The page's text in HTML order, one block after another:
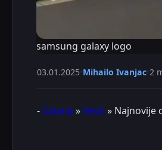
samsung galaxy logo
03.01.2025 Mihailo Ivanjac 2
- Glavna »Vesti » Najnovije